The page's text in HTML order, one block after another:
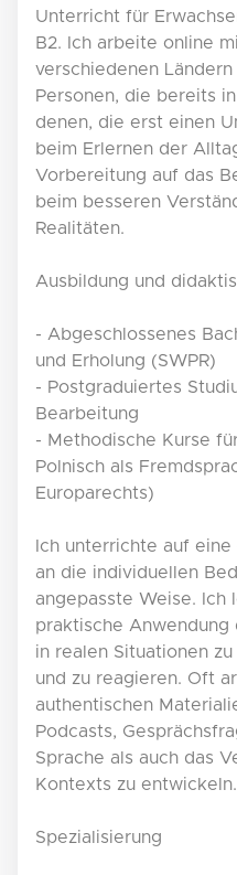
Unterricht für
B2. Ich arbeite online
verschiedenen
Personen, die bereits
denen, die erst einen
beim Erlernen der
Vorbereitung auf das
beim besseren
Realitäten.
Ausbildung und
- Abgeschlossenes
und Erholung (SWPR)
- Postgraduiertes
Bearbeitung
- Methodische Kurse
Polnisch als
Europarechts)
Ich unterrichte auf
an die individuellen
angepasste Weise. Ich
praktische Anwendung
in realen Situationen
und zu reagieren. Oft
authentischen
Podcasts,
Sprache als auch das
Kontexts zu entwickeln.
Spezialisierung